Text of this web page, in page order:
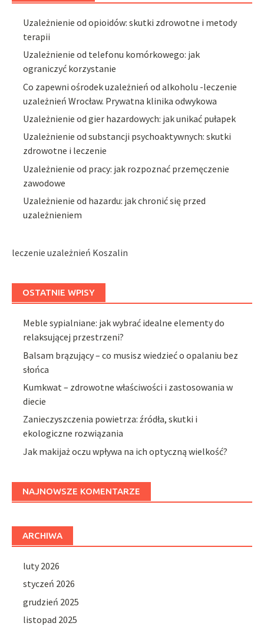
Uzależnienie od opioidów: skutki zdrowotne i metody
terapii
Uzależnienie od telefonu komórkowego: jak
ograniczyć korzystanie
Co zapewni ośrodek uzależnień od alkoholu -leczenie
uzależnień Wrocław. Prywatna klinika odwykowa
Uzależnienie od gier hazardowych: jak unikać pułapek
Uzależnienie od substancji psychoaktywnych: skutki
zdrowotne i leczenie
Uzależnienie od pracy: jak rozpoznać przemęczenie
zawodowe
Uzależnienie od hazardu: jak chronić się przed
uzależnieniem
leczenie uzależnień Koszalin
OSTATNIE WPISY
Meble sypialniane: jak wybrać idealne elementy do
relaksującej przestrzeni?
Balsam brązujący – co musisz wiedzieć o opalaniu bez
słońca
Kumkwat – zdrowotne właściwości i zastosowania w
diecie
Zanieczyszczenia powietrza: źródła, skutki i
ekologiczne rozwiązania
Jak makijaż oczu wpływa na ich optyczną wielkość?
NAJNOWSZE KOMENTARZE
ARCHIWA
luty 2026
styczeń 2026
grudzień 2025
listopad 2025